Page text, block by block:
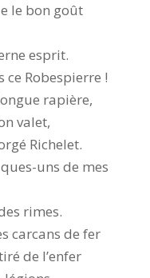
le bon goût
esprit.
ce Robespierre !
rapière,
valet,
Richelet.
uns de mes
rimes.
carcans de fer
de l’enfer